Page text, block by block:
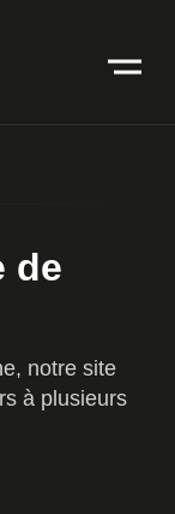
de
notre site
à plusieurs